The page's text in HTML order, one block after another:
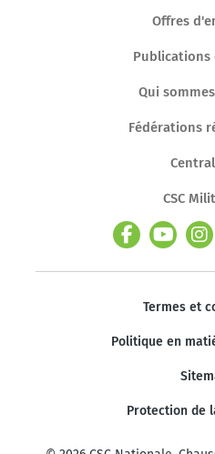
Offres
Qui
Fédérations
CSC
Termes et
Politique en
Protection de